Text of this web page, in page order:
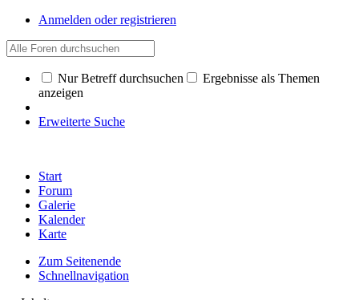
Anmelden oder registrieren
Nur Betreff durchsuchen
Ergebnisse als Themen
anzeigen
Erweiterte Suche
Start
Forum
Galerie
Kalender
Karte
Zum Seitenende
Schnellnavigation